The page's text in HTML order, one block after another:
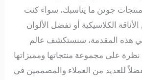
جوتن ما يناسبك، سواء كنت
الكلاسيكية أو تفضل الألوان
في هذه المقدمة، سنستكشف عالم
نظرة على مجموعة منتجاتها ومميزاتها
للعديد من العملاء والمصممين في